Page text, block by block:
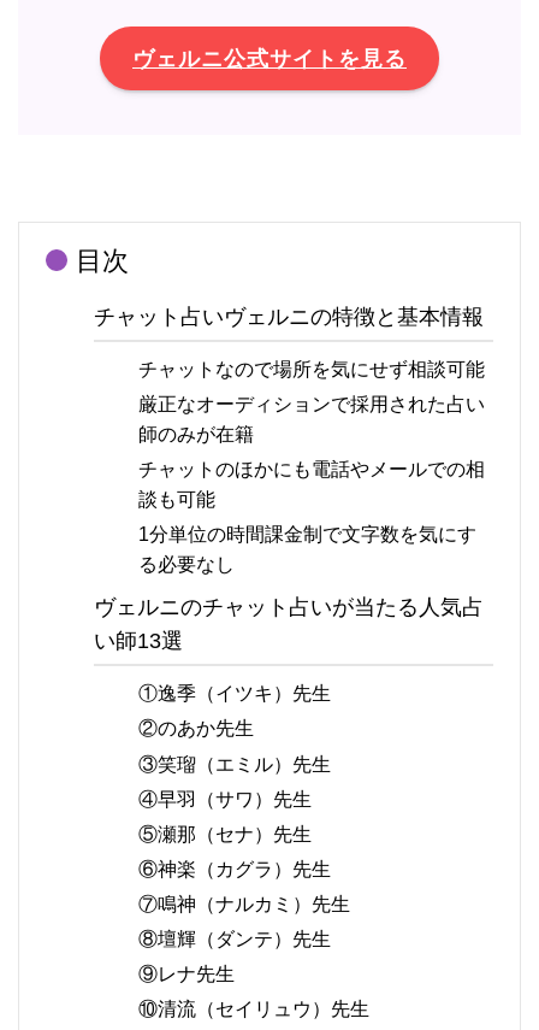
ヴェルニ公式サイトを見る
目次
チャット占いヴェルニの特徴と基本情報
チャットなので場所を気にせず相談可能
厳正なオーディションで採用された占い
師のみが在籍
チャットのほかにも電話やメールでの相
談も可能
1分単位の時間課金制で文字数を気にす
る必要なし
ヴェルニのチャット占いが当たる人気占
い師13選
①逸季（イツキ）先生
②のあか先生
③笑瑠（エミル）先生
④早羽（サワ）先生
⑤瀬那（セナ）先生
⑥神楽（カグラ）先生
⑦鳴神（ナルカミ）先生
⑧壇輝（ダンテ）先生
⑨レナ先生
⑩清流（セイリュウ）先生